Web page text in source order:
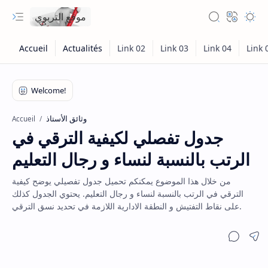
موقع التربوي
Accueil وثائق الأستاذ
جدول تفصلي لكيفية الترقي في
الرتب بالنسبة لنساء و رجال التعليم
من خلال هذا الموضوع يمكنكم تحميل جدول تفصيلي يوضح كيفية
الترقي في الرتب بالنسبة لنساء و رجال التعليم. يحتوي الجدول كذلك
على نقاط التفتيش و النطقة الادارية اللازمة في تحديد نسق الترقي.